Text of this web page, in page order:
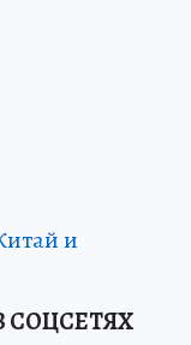
и
СОЦСЕТЯХ